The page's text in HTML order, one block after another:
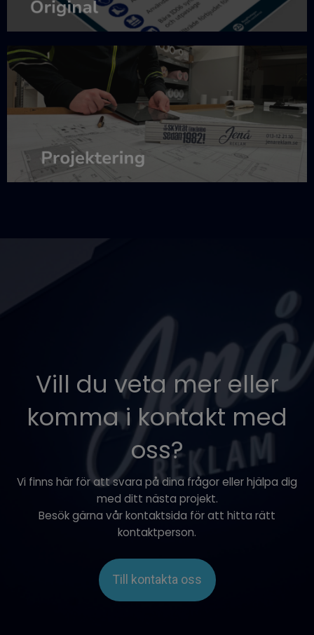
Vill du veta mer eller
komma i kontakt med
oss?
Vi finns här för att svara på dina frågor eller hjälpa dig
med ditt nästa projekt.
Besök gärna vår kontaktsida för att hitta rätt
kontaktperson.
Till kontakta oss